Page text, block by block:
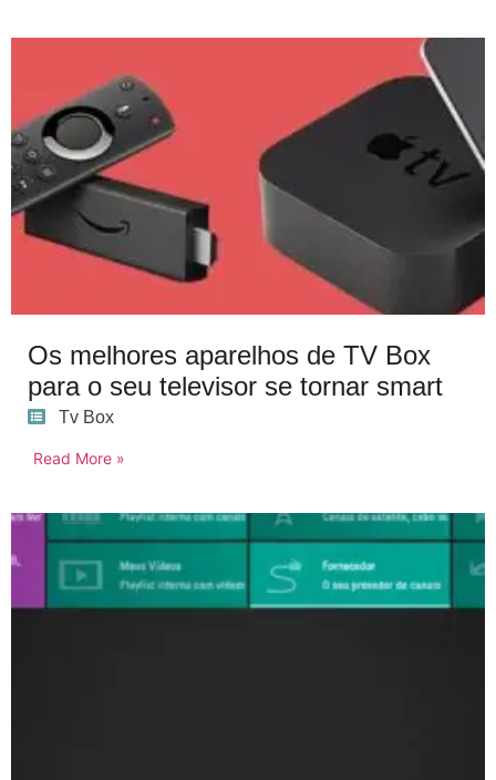
Os melhores aparelhos de TV Box
para o seu televisor se tornar smart
Tv Box
Read More »